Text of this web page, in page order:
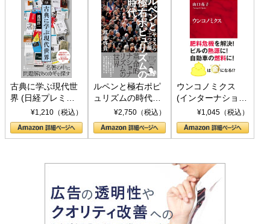
古典に学ぶ現代世
界 (日経プレミア
シリーズ)¥1,210（税込）
ルペンと極右ポピ
ュリズムの時代：
〈ヤヌス〉の二つ
の顔
¥2,750（税込）
ウンコノミクス
(インターナショナ
ル新書)¥1,045（税込）